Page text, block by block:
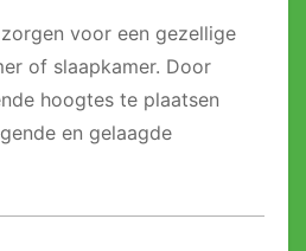
voor een gezellige
of slaapkamer. Door
hoogtes te plaatsen
en gelaagde